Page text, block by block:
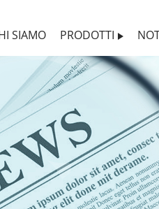
SIAMO PRODOTTI